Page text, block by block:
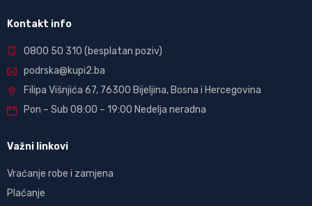
Kontakt info
0800 50 310 (besplatan poziv)
podrska@kupi2.ba
Filipa Višnjića 67, 76300 Bijeljina, Bosna i Hercegovina
Pon – Sub 08:00 – 19:00 Nedelja neradna
Važni linkovi
Vraćanje robe i zamjena
Plaćanje